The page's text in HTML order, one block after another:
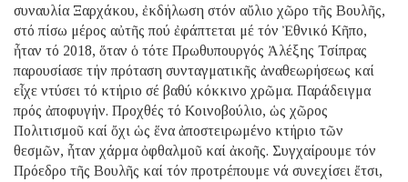
συναυλία Ξαρχάκου, ἐκδήλωση στόν αὔλιο χῶρο τῆς Βουλῆς,
στό πίσω μέρος αὐτῆς πού ἐφάπτεται μέ τόν Ἐθνικό Κῆπο,
ἦταν τό 2018, ὅταν ὁ τότε Πρωθυπουργός Ἀλέξης Τσίπρας
παρουσίασε τήν πρόταση συνταγματικῆς ἀναθεωρήσεως καί
εἶχε ντύσει τό κτήριο σέ βαθύ κόκκινο χρῶμα. Παράδειγμα
πρός ἀποφυγήν. Προχθές τό Κοινοβούλιο, ὡς χῶρος
Πολιτισμοῦ καί ὄχι ὡς ἕνα ἀποστειρωμένο κτήριο τῶν
θεσμῶν, ἦταν χάρμα ὀφθαλμοῦ καί ἀκοῆς. Συγχαίρουμε τόν
Πρόεδρο τῆς Βουλῆς καί τόν προτρέπουμε νά συνεχίσει ἔτσι,